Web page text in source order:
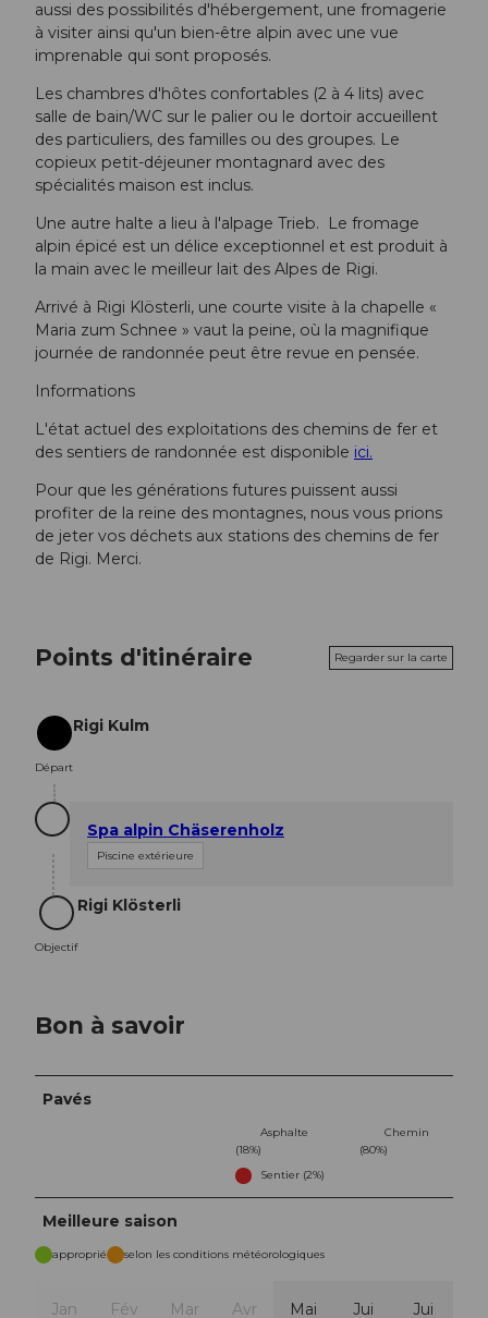
aussi des possibilités d'hébergement, une fromagerie
à visiter ainsi qu'un bien-être alpin avec une vue
imprenable qui sont proposés.
Les chambres d'hôtes confortables (2 à 4 lits) avec
salle de bain/WC sur le palier ou le dortoir accueillent
des particuliers, des familles ou des groupes. Le
copieux petit-déjeuner montagnard avec des
spécialités maison est inclus.
Une autre halte a lieu à l'alpage Trieb. Le fromage
alpin épicé est un délice exceptionnel et est produit à
la main avec le meilleur lait des Alpes de Rigi.
Arrivé à Rigi Klösterli, une courte visite à la chapelle «
Maria zum Schnee » vaut la peine, où la magnifique
journée de randonnée peut être revue en pensée.
Informations
L'état actuel des exploitations des chemins de fer et
des sentiers de randonnée est disponible ici.
Pour que les générations futures puissent aussi
profiter de la reine des montagnes, nous vous prions
de jeter vos déchets aux stations des chemins de fer
de Rigi. Merci.
Points d'itinéraire Regarder sur la carte
Départ
Départ
Rigi Kulm
Spa alpin Chäserenholz
Piscine extérieure
Objectif
Objectif
Rigi Klösterli
Bon à savoir
Pavés
Asphalte
(18%)
Chemin
(80%)
Sentier (2%)
Meilleure saison
approprié selon les conditions météorologiques
Jan Fév Mar Avr Mai Jui Jui